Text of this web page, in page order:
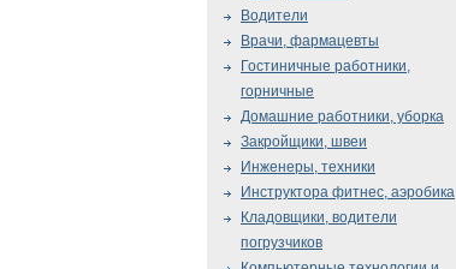
Водители
Врачи, фармацевты
Гостиничные работники,
горничные
Домашние работники, уборка
Закройщики, швеи
Инженеры, техники
Инструктора фитнес, аэробика
Кладовщики, водители
погрузчиков